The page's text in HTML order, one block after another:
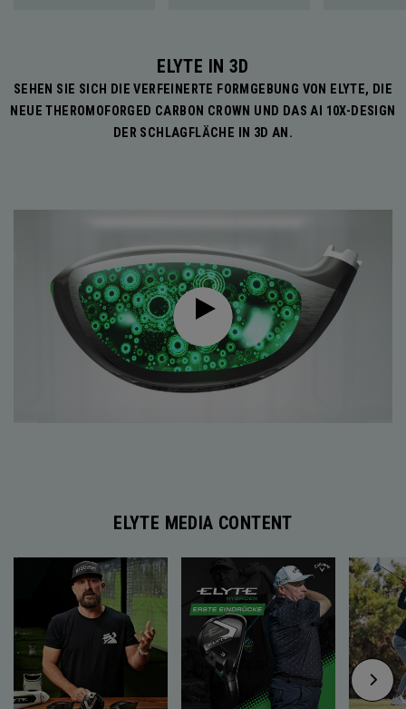
ELYTE IN 3D
SEHEN SIE SICH DIE VERFEINERTE FORMGEBUNG VON ELYTE, DIE
NEUE THEROMOFORGED CARBON CROWN UND DAS AI 10X-DESIGN
DER SCHLAGFLÄCHE IN 3D AN.
ELYTE MEDIA CONTENT